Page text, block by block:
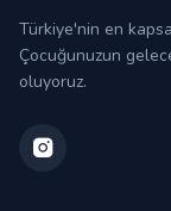
Türkiye'nin en
Çocuğunuzun
oluyoruz.